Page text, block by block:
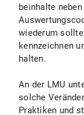
beinhalte
wiederum
kennzeichnen
halten.
An der LMU
solche
Praktiken und